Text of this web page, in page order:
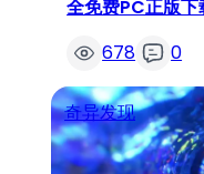
全免费PC正版下
678
0
奇异发现